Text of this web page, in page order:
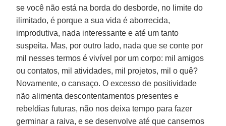
se você não está na borda do desborde, no limite do
ilimitado, é porque a sua vida é aborrecida,
improdutiva, nada interessante e até um tanto
suspeita. Mas, por outro lado, nada que se conte por
mil nesses termos é vivível por um corpo: mil amigos
ou contatos, mil atividades, mil projetos, mil o quê?
Novamente, o cansaço. O excesso de positividade
não alimenta descontentamentos presentes e
rebeldias futuras, não nos deixa tempo para fazer
germinar a raiva, e se desenvolve até que cansemos